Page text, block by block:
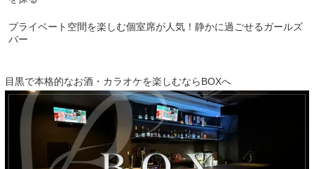
プライベート空間を楽しむ個室席が人気！静かに過ごせるガールズ
バー
目黒で本格的なお酒・カラオケを楽しむならBOXへ